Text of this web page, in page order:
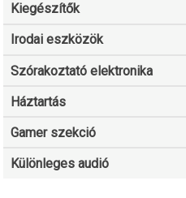
Kiegészítők
Irodai eszközök
Szórakoztató elektronika
Háztartás
Gamer szekció
Különleges audió